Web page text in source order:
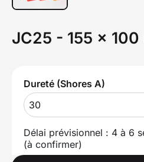
JC25 - 155 x 100
Dureté (Shores A)
30
Délai prévisionnel : 4 à 6
(à confirmer)